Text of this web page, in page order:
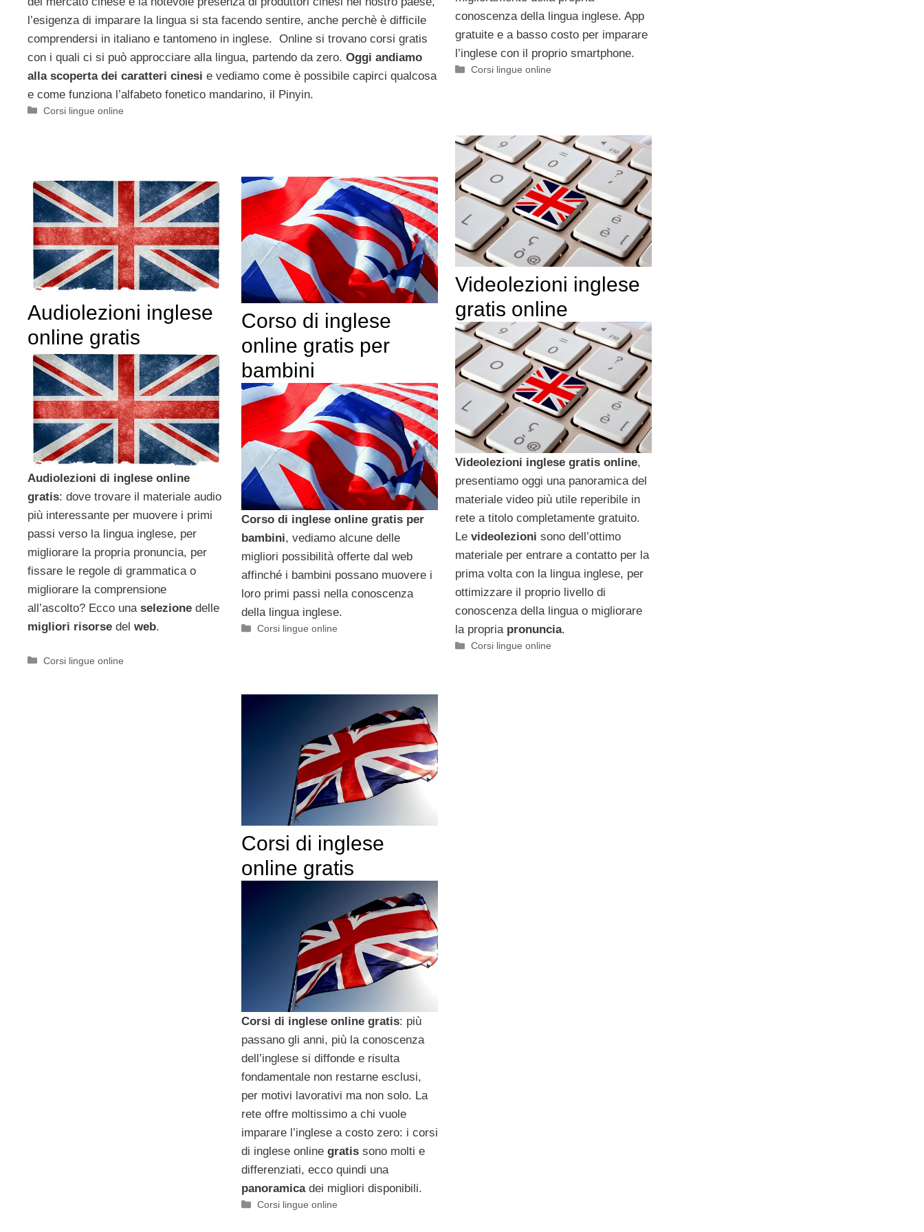
l’esigenza di imparare la lingua si sta facendo sentire, anche perchè è difficile
comprendersi in italiano e tantomeno in inglese. Online si trovano corsi gratis
con i quali ci si può approcciare alla lingua, partendo da zero. Oggi andiamo
alla scoperta dei caratteri cinesi e vediamo come è possibile capirci qualcosa
e come funziona l’alfabeto fonetico mandarino, il Pinyin.
Categorie
Corsi lingue online
conoscenza della lingua inglese. App
gratuite e a basso costo per imparare
l’inglese con il proprio smartphone.
Categorie
Corsi lingue online
Videolezioni inglese
gratis online
Videolezioni inglese gratis online,
presentiamo oggi una panoramica del
materiale video più utile reperibile in
rete a titolo completamente gratuito.
Le videolezioni sono dell’ottimo
materiale per entrare a contatto per la
prima volta con la lingua inglese, per
ottimizzare il proprio livello di
conoscenza della lingua o migliorare
la propria pronuncia.
Categorie
Corsi lingue online
Audiolezioni inglese
online gratis
Audiolezioni di inglese online
gratis: dove trovare il materiale audio
più interessante per muovere i primi
passi verso la lingua inglese, per
migliorare la propria pronuncia, per
fissare le regole di grammatica o
migliorare la comprensione
all’ascolto? Ecco una selezione delle
migliori risorse del web.
Categorie
Corsi lingue online
Corso di inglese
online gratis per
bambini
Corso di inglese online gratis per
bambini, vediamo alcune delle
migliori possibilità offerte dal web
affinché i bambini possano muovere i
loro primi passi nella conoscenza
della lingua inglese.
Categorie
Corsi lingue online
Corsi di inglese
online gratis
Corsi di inglese online gratis: più
passano gli anni, più la conoscenza
dell’inglese si diffonde e risulta
fondamentale non restarne esclusi,
per motivi lavorativi ma non solo. La
rete offre moltissimo a chi vuole
imparare l’inglese a costo zero: i corsi
di inglese online gratissono molti e
differenziati, ecco quindi una
panoramicadei migliori disponibili.
Categorie
Corsi lingue online